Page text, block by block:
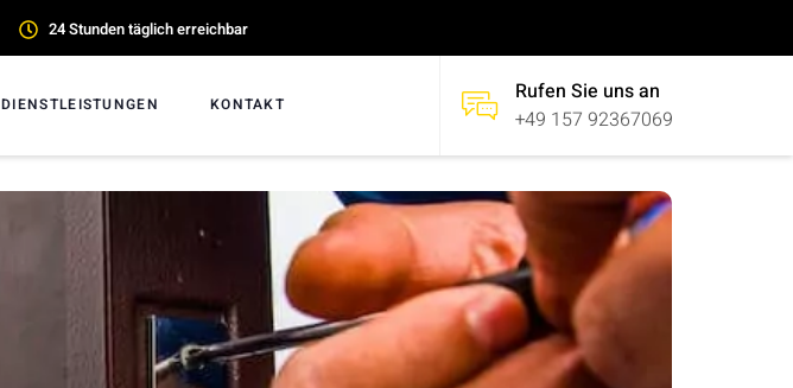
24 Stunden täglich erreichbar
DIENSTLEISTUNGEN KONTAKT
Rufen Sie uns an
+49 157 92367069